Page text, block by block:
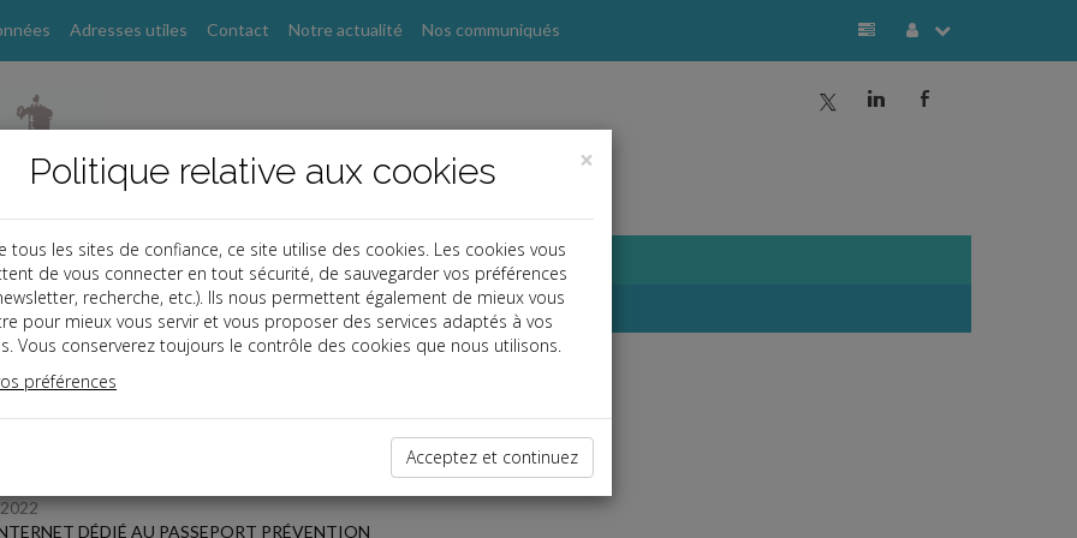
Adresses utiles Contact Notre actualité Nos communiqués
b
j
a
dernières dépêches
DÉDIÉ AU PASSEPORT PRÉVENTION
×
Politique relative aux cookies
tous les sites de confiance, ce site utilise des cookies. Les cookies vous
de vous connecter en tout sécurité, de sauvegarder vos préférences
recherche, etc.). Ils nous permettent également de mieux vous
pour mieux vous servir et vous proposer des services adaptés à vos
Vous conserverez toujours le contrôle des cookies que nous utilisons.
préférences
Acceptez et continuez